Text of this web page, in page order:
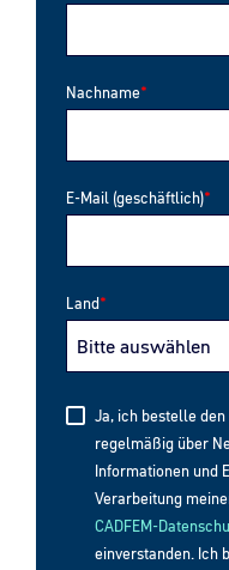
Nachname*
E-Mail (geschäftlich)*
Land*
Ja, ich bestelle
regelmäßig über
Informationen und
Verarbeitung
CADFEM-
einverstanden. Ich